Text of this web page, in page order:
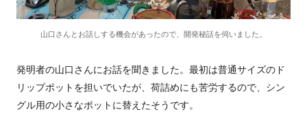
山口さんとお話しする機会があったので、開発秘話を伺いました。
発明者の山口さんにお話を聞きました。最初は普通サイズのド
リップポットを担いでいたが、荷詰めにも苦労するので、シン
グル用の小さなポットに替えたそうです。